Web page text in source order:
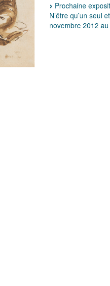
Prochaine
N’être qu’un seul
novembre 2012